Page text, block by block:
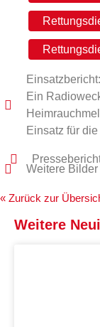
Einsatzbericht:
Ein
Einsatz für
Weitere
« Zurück zur
Weitere